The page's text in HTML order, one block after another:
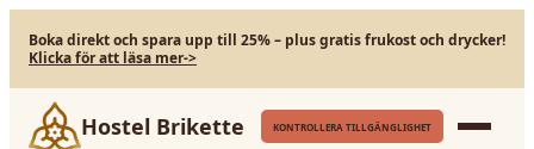
Boka direkt och spara upp till 25% – plus gratis frukost och drycker!
Klicka för att läsa mer->
Hostel Brikette KONTROLLERA TILLGÄNGLIGHET